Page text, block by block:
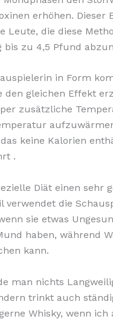
erhöhen. Dieser
Leute, die diese
bis zu 4,5 Pfund
in Form
gleichen Effekt
zusätzliche
keine Kalorien
.
Diät einen sehr
verwendet die
sie etwas
haben, während
kann.
man nichts
trinkt auch
Whisky, wenn